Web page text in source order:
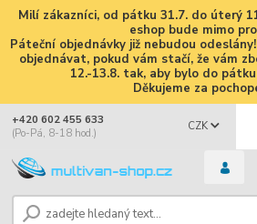
Milí zákazníci, od pátku 31.7. do úterý
eshop bude mimo
Páteční objednávky již nebudou
objednávat, pokud vám stačí, že vám
12.-13.8. tak, aby bylo do
Děkujeme za
CZK
+420 602 455 633
(Po-Pá, 8-18 hod.)